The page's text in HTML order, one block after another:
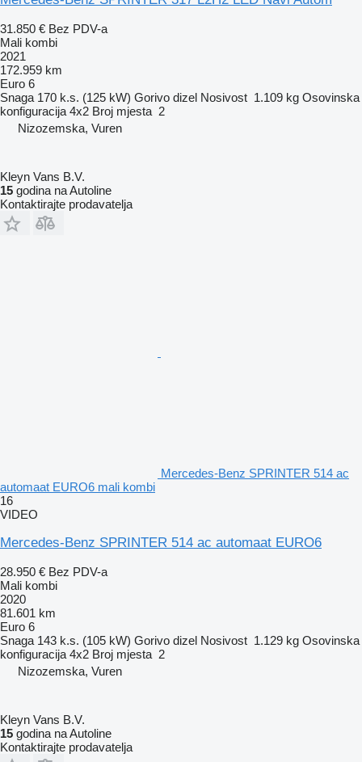
31.850 € Bez PDV-a
Mali kombi
2021
172.959 km
Euro 6
Snaga 170 k.s. (125 kW) Gorivo dizel Nosivost 1.109 kg Osovinska
konfiguracija 4x2 Broj mjesta 2
Nizozemska, Vuren
Kleyn Vans B.V.
15 godina na Autoline
Kontaktirajte prodavatelja
Mercedes-Benz SPRINTER 514 ac
automaat EURO6 mali kombi
16
VIDEO
Mercedes-Benz SPRINTER 514 ac automaat EURO6
28.950 € Bez PDV-a
Mali kombi
2020
81.601 km
Euro 6
Snaga 143 k.s. (105 kW) Gorivo dizel Nosivost 1.129 kg Osovinska
konfiguracija 4x2 Broj mjesta 2
Nizozemska, Vuren
Kleyn Vans B.V.
15 godina na Autoline
Kontaktirajte prodavatelja